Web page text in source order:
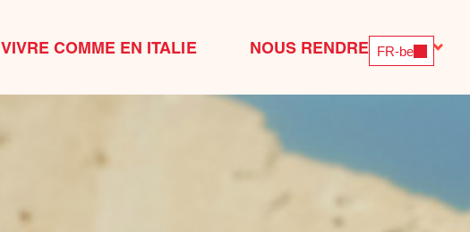
VIVRE COMME EN ITALIE NOUS RENDRE VISITE
FR-be